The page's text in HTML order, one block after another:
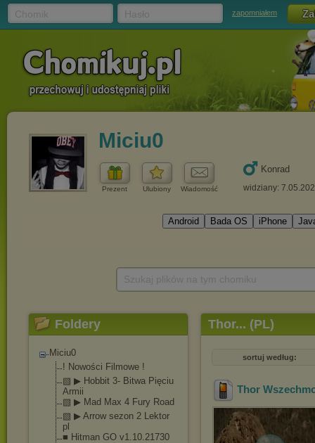
zapomniałem
Miciu0
Prezent Ulubiony Wiadomość
Konrad
widziany:
Foldery
Miciu0
! Nowości Filmowe !
▧ ▶ Hobbit 3- Bitwa Pięciu
Armii
▧ ▶ Mad Max 4 Fury Road
▧ ▶ Arrow sezon 2 Lektor
pl
■ Hitman GO v1.10.21730
Thor... (PL)
sortuj według:
Thor